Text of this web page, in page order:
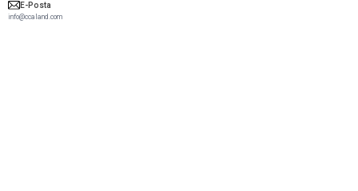
E-Posta
info@ccaland.com